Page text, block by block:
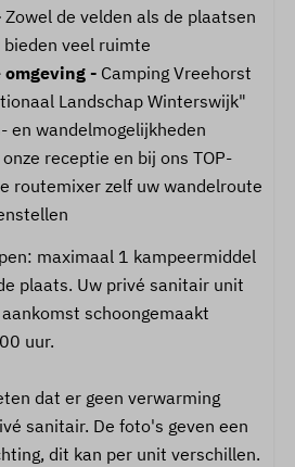
Zowel de velden als de plaatsen
veel ruimte
- Camping Vreehorst
Landschap Winterswijk"
en wandelmogelijkheden
receptie en bij ons TOP-
routemixer zelf uw wandelroute
maximaal 1 kampeermiddel
plaats. Uw privé sanitair unit
schoongemaakt
uur.
dat er geen verwarming
sanitair. De foto's geven een
dit kan per unit verschillen.